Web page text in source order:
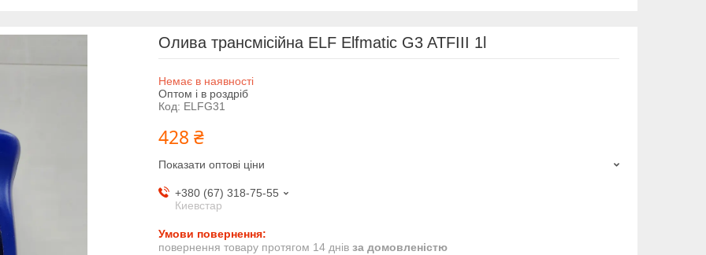
Олива трансмісійна ELF Elfmatic G3 ATFIII 1l
Немає в наявності
Оптом і в роздріб
Код: ELFG31
428 ₴
Показати оптові ціни
+380 (67) 318-75-55
Киевстар
повернення товару протягом 14 днів за домовленістю